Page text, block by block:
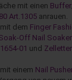
mit einen
Art.1305 anrauen.
dem Finger
Off Nail
01 und
einem Nail